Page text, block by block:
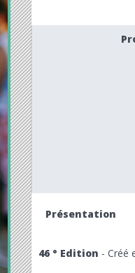
Présentation
46 ° Edition - Créé